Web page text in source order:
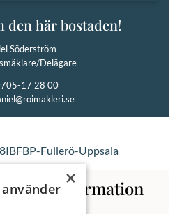
den här bostaden!
Söderström
Delägare
17 28 00
mer information
×